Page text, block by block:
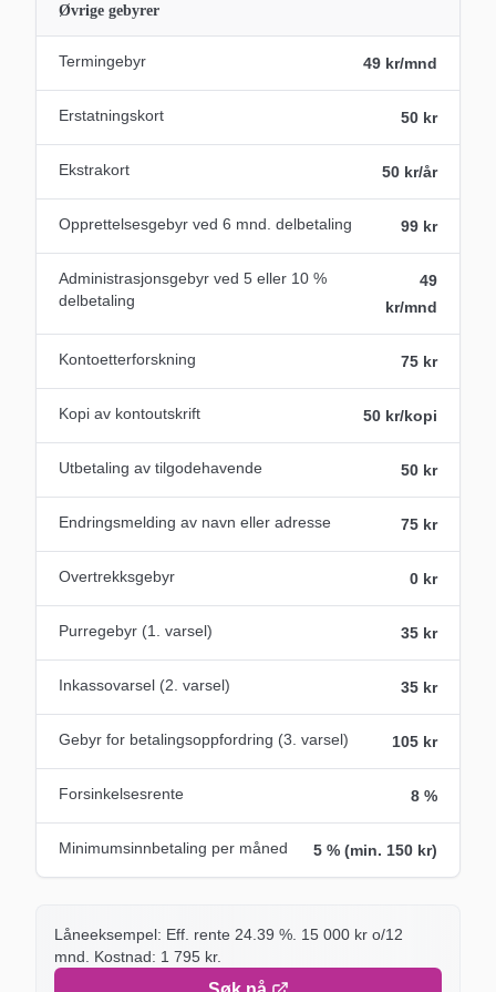
Øvrige gebyrer
Termingebyr 49 kr/mnd
Erstatningskort 50 kr
Ekstrakort 50 kr/år
Opprettelsesgebyr ved 6 mnd. delbetaling 99 kr
Administrasjonsgebyr ved 5 eller 10 %
delbetaling
49
kr/mnd
Kontoetterforskning 75 kr
Kopi av kontoutskrift 50 kr/kopi
Utbetaling av tilgodehavende 50 kr
Endringsmelding av navn eller adresse 75 kr
Overtrekksgebyr 0 kr
Purregebyr (1. varsel) 35 kr
Inkassovarsel (2. varsel) 35 kr
Gebyr for betalingsoppfordring (3. varsel) 105 kr
Forsinkelsesrente 8 %
Minimumsinnbetaling per måned 5 % (min. 150 kr)
Låneeksempel: Eff. rente 24.39 %. 15 000 kr o/12
mnd. Kostnad: 1 795 kr.